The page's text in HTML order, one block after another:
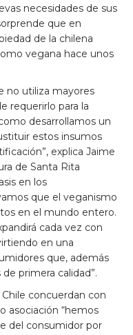
necesidades de sus
que en
de la chilena
vegana hace unos
no utiliza mayores
requerirlo para la
desarrollamos un
estos insumos
explica Jaime
de Santa Rita
en los
que el veganismo
en el mundo entero.
cada vez con
en una
que, además
primera calidad”.
concuerdan con
asociación “hemos
del consumidor por